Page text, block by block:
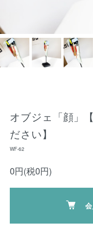
オブジェ「顔」
ださい】
WF-62
0円(税0円)